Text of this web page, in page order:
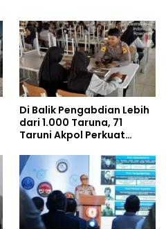
Di Balik Pengabdian Lebih
dari 1.000 Taruna, 71
Taruni Akpol Perkuat
Siswa Sekolah Rakyat